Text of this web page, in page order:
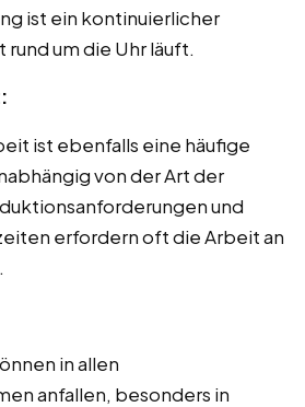
ist ein kontinuierlicher
rund um die Uhr läuft.
ist ebenfalls eine häufige
von der Art der
und
erfordern oft die Arbeit an
in allen
anfallen, besonders in